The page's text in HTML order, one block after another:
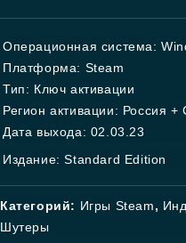
Операционная система:
Платформа: Steam
Тип: Ключ активации
Регион активации: Россия +
Дата выхода: 02.03.23
Издание: Standard Edition
Категорий: Игры Steam,
Шутеры